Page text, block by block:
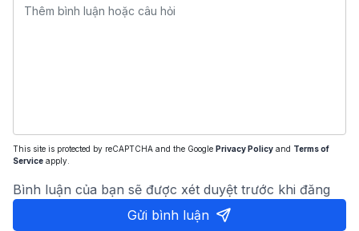
This site is protected by reCAPTCHA and the Google Privacy Policy and Terms of
Service apply.
Bình luận của bạn sẽ được xét duyệt trước khi đăng
Gửi bình luận